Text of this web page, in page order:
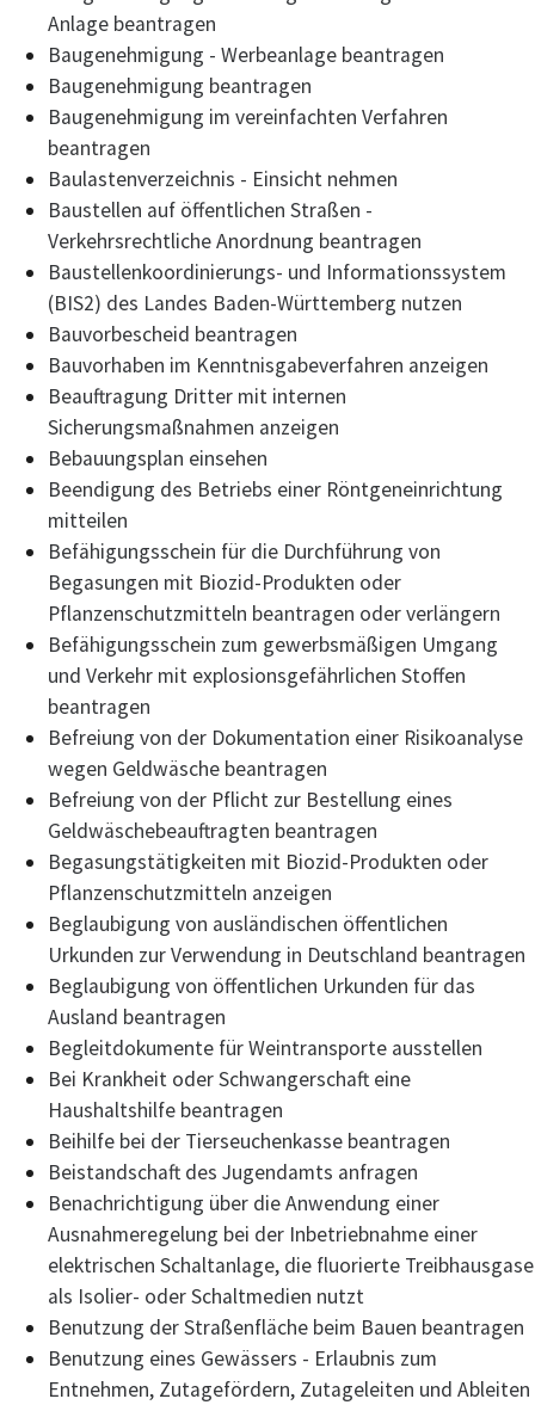
Anlage beantragen
Baugenehmigung - Werbeanlage beantragen
Baugenehmigung beantragen
Baugenehmigung im vereinfachten Verfahren
beantragen
Baulastenverzeichnis - Einsicht nehmen
Baustellen auf öffentlichen Straßen -
Verkehrsrechtliche Anordnung beantragen
Baustellenkoordinierungs- und Informationssystem
(BIS2) des Landes Baden-Württemberg nutzen
Bauvorbescheid beantragen
Bauvorhaben im Kenntnisgabeverfahren anzeigen
Beauftragung Dritter mit internen
Sicherungsmaßnahmen anzeigen
Bebauungsplan einsehen
Beendigung des Betriebs einer Röntgeneinrichtung
mitteilen
Befähigungsschein für die Durchführung von
Begasungen mit Biozid-Produkten oder
Pflanzenschutzmitteln beantragen oder verlängern
Befähigungsschein zum gewerbsmäßigen Umgang
und Verkehr mit explosionsgefährlichen Stoffen
beantragen
Befreiung von der Dokumentation einer Risikoanalyse
wegen Geldwäsche beantragen
Befreiung von der Pflicht zur Bestellung eines
Geldwäschebeauftragten beantragen
Begasungstätigkeiten mit Biozid-Produkten oder
Pflanzenschutzmitteln anzeigen
Beglaubigung von ausländischen öffentlichen
Urkunden zur Verwendung in Deutschland beantragen
Beglaubigung von öffentlichen Urkunden für das
Ausland beantragen
Begleitdokumente für Weintransporte ausstellen
Bei Krankheit oder Schwangerschaft eine
Haushaltshilfe beantragen
Beihilfe bei der Tierseuchenkasse beantragen
Beistandschaft des Jugendamts anfragen
Benachrichtigung über die Anwendung einer
Ausnahmeregelung bei der Inbetriebnahme einer
elektrischen Schaltanlage, die fluorierte Treibhausgase
als Isolier- oder Schaltmedien nutzt
Benutzung der Straßenfläche beim Bauen beantragen
Benutzung eines Gewässers - Erlaubnis zum
Entnehmen, Zutagefördern, Zutageleiten und Ableiten